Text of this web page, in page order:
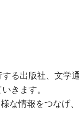
る出版社、文学通
きます。
な情報をつなげ